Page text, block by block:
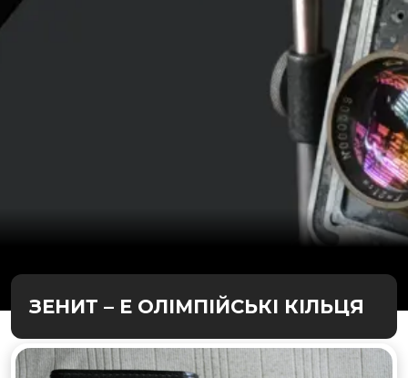
ЗЕНИТ – Е ОЛІМПІЙСЬКІ КІЛЬЦЯ